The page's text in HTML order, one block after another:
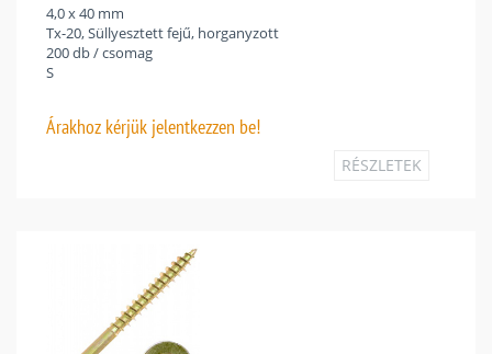
4,0 x 40 mm
Tx-20, Süllyesztett fejű, horganyzott
200 db / csomag
S
Árakhoz kérjük jelentkezzen be!
RÉSZLETEK